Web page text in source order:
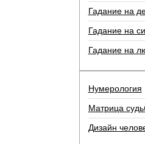
Гадание на
Гадание на
Гадание на
Нумерология
Матрица
Дизайн